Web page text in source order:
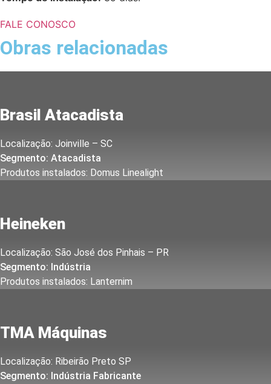
FALE CONOSCO
Obras relacionadas
Brasil Atacadista
Localização: Joinville – SC
Segmento: Atacadista
Produtos instalados: Domus Linealight
Heineken
Localização: São José dos Pinhais – PR
Segmento: Indústria
Produtos instalados: Lanternim
TMA Máquinas
Localização: Ribeirão Preto SP
Segmento: Indústria Fabricante